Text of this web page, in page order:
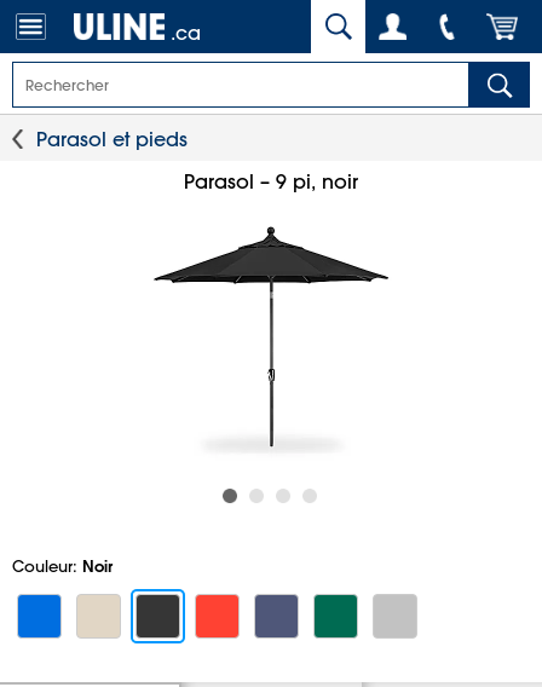
.ca
Parasol et pieds
Parasol – 9 pi, noir
Couleur: Noir